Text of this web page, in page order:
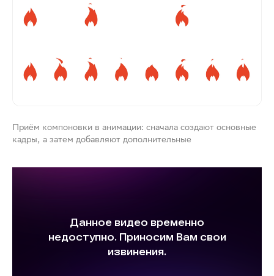
Приём компоновки в анимации: сначала создают основные
кадры, а затем добавляют дополнительные